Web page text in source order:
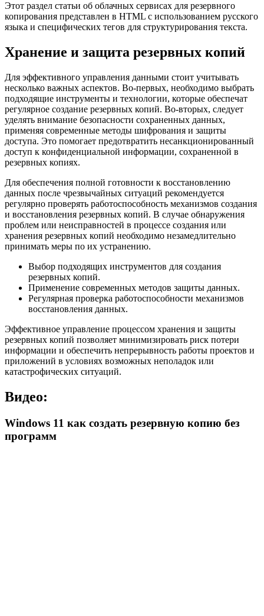
Этот раздел статьи об облачных сервисах для резервного
копирования представлен в HTML с использованием русского
языка и специфических тегов для структурирования текста.
Хранение и защита резервных копий
Для эффективного управления данными стоит учитывать
несколько важных аспектов. Во-первых, необходимо выбрать
подходящие инструменты и технологии, которые обеспечат
регулярное создание резервных копий. Во-вторых, следует
уделять внимание безопасности сохраненных данных,
применяя современные методы шифрования и защиты
доступа. Это помогает предотвратить несанкционированный
доступ к конфиденциальной информации, сохраненной в
резервных копиях.
Для обеспечения полной готовности к восстановлению
данных после чрезвычайных ситуаций рекомендуется
регулярно проверять работоспособность механизмов создания
и восстановления резервных копий. В случае обнаружения
проблем или неисправностей в процессе создания или
хранения резервных копий необходимо незамедлительно
принимать меры по их устранению.
Выбор подходящих инструментов для создания
резервных копий.
Применение современных методов защиты данных.
Регулярная проверка работоспособности механизмов
восстановления данных.
Эффективное управление процессом хранения и защиты
резервных копий позволяет минимизировать риск потери
информации и обеспечить непрерывность работы проектов и
приложений в условиях возможных неполадок или
катастрофических ситуаций.
Видео:
Windows 11 как создать резервную копию без
программ